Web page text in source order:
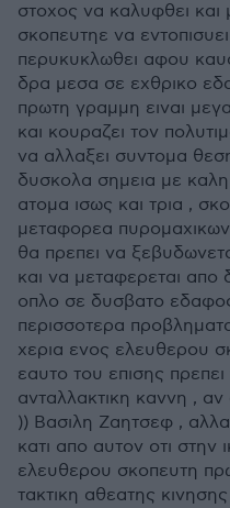
στοχος να καλυφθει και
σκοπευτηε να
περυκυκλωθει αφου
δρα μεσα σε εχθρικο
πρωτη γραμμη ειναι
και κουραζει τον
να αλλαξει συντομα
δυσκολα σημεια με καλη
ατομα ισως και τρια ,
μεταφορεα πυρομαχικων
θα πρεπει να
και να μεταφερεται απο
οπλο σε δυσβατο
περισσοτερα
χερια ενος ελευθερου
εαυτο του επισης πρεπει
ανταλλακτικη καννη , αν
)) Βασιλη Ζαητσεφ ,
κατι απο αυτον οτι στην
ελευθερου σκοπευτη
τακτικη αθεατης